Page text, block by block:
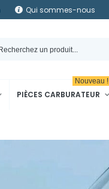
Qui sommes-nous
PIÈCES CARBURATEUR
Nouveau !